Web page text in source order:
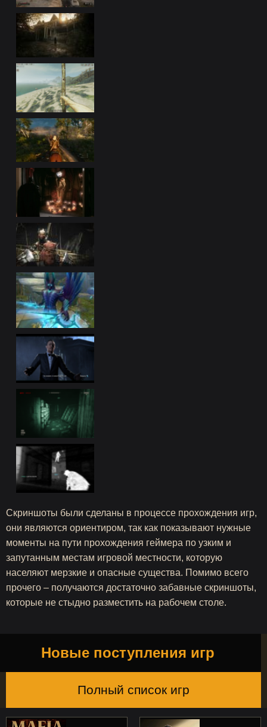
Скриншоты были сделаны в процессе прохождения игр,
они являются ориентиром, так как показывают нужные
моменты на пути прохождения геймера по узким и
запутанным местам игровой местности, которую
населяют мерзкие и опасные существа. Помимо всего
прочего – получаются достаточно забавные скриншоты,
которые не стыдно разместить на рабочем столе.
Новые поступления игр
Полный список игр